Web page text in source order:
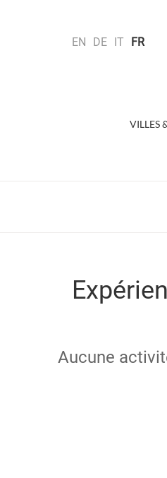
EN DE IT FR
VILLES
Aucune